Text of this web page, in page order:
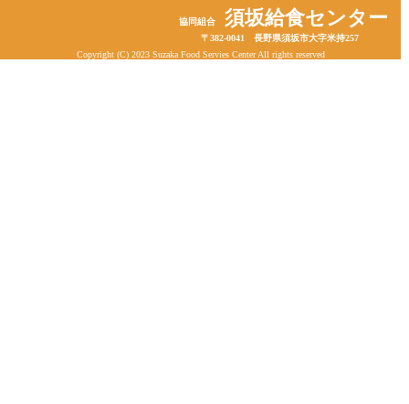
協同組合 須坂給食センター
〒382-0041 長野県須坂市大字米持257
Copyright (C) 2023 Suzaka Food Servies Center All rights reserved